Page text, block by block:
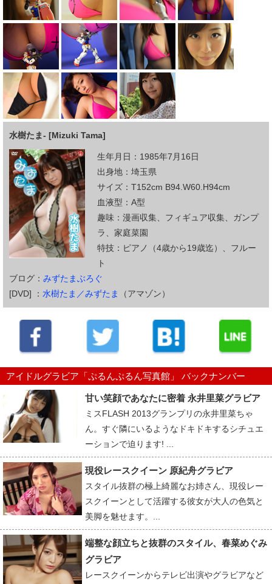
水樹たま- [Mizuki Tama]
生年月日：1985年7月16日
出身地：埼玉県
サイズ：T152cm B94.W60.H94cm
血液型：A型
趣味：漫画収集、フィギュア収集、ガンプ
ラ、家庭菜園
特技：ピアノ（4歳から19歳迄）、フルー
ト
ブログ： みずたまぶろぐ
[DVD] ： 水樹たま／みずたま （アマゾン）
アイドルグラビア「ぷるんぷるん写真館」 バックナンバー
甘い笑顔であなたに密着 永井里菜グラビア
ミスFLASH 2013グランプリの永井里菜ちゃ
ん。すぐ隣にいるようなドキドキするシチュエ
ーションで迫ります! ...
現役レースクイーン 原紀舟グラビア
スタイル抜群の極上綺麗なお姉さん、現役レー
スクイーンとして活躍する彼女が大人の色気と
美脚を魅せます。...
端整な顔立ちと抜群のスタイル、春菜めぐみ
グラビア
レースクイーンからテレビ出演やグラビアなど